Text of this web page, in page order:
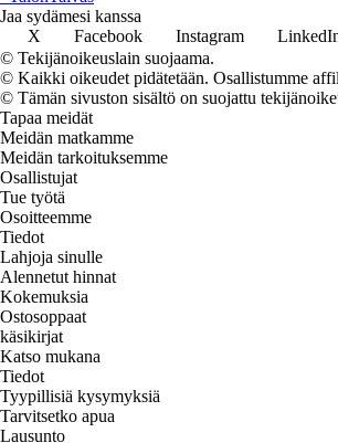
Jaa sydämesi kanssa
X
Facebook Instagram
© Tekijänoikeuslain suojaama.
© Kaikki oikeudet pidätetään. Osallistumme
© Tämän sivuston sisältö on suojattu
Tapaa meidät
Meidän matkamme
Meidän tarkoituksemme
Osallistujat
Tue työtä
Osoitteemme
Tiedot
Lahjoja sinulle
Alennetut hinnat
Kokemuksia
Ostosoppaat
käsikirjat
Katso mukana
Tiedot
Tyypillisiä kysymyksiä
Tarvitsetko apua
Lausunto